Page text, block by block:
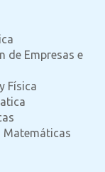
de Empresas e
Física
Matemáticas